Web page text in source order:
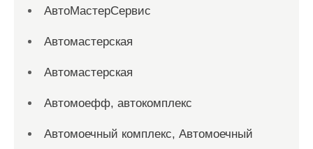
АвтоМастерСервис
Автомастерская
Автомастерская
Автомоефф, автокомплекс
Автомоечный комплекс, Автомоечный